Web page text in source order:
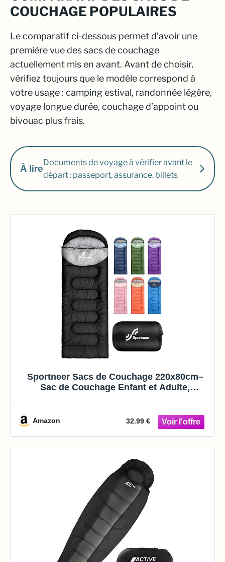
COUCHAGE POPULAIRES
Le comparatif ci-dessous permet d’avoir une
première vue des sacs de couchage
actuellement mis en avant. Avant de choisir,
vérifiez toujours que le modèle correspond à
votre usage : camping estival, randonnée légère,
voyage longue durée, couchage d’appoint ou
bivouac plus frais.
À lire
Documents de voyage à vérifier avant le
départ : passeport, assurance, billets
Sportneer Sacs de Couchage 220x80cm–
Sac de Couchage Enfant et Adulte,
Classe et Sieste
Amazon 32.99 €